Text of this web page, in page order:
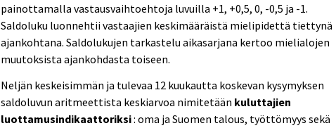
painottamalla vastausvaihtoehtoja luvuilla +1, +0,5, 0, -0,5 ja -1.
Saldoluku luonnehtii vastaajien keskimääräistä mielipidettä tiettynä
ajankohtana. Saldolukujen tarkastelu aikasarjana kertoo mielialojen
muutoksista ajankohdasta toiseen.
Neljän keskeisimmän ja tulevaa 12 kuukautta koskevan kysymyksen
saldoluvun aritmeettista keskiarvoa nimitetään kuluttajien
luottamusindikaattoriksi: oma ja Suomen talous, työttömyys sekä